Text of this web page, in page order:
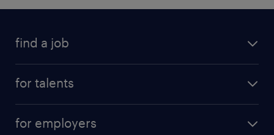
find a job
for talents
for employers